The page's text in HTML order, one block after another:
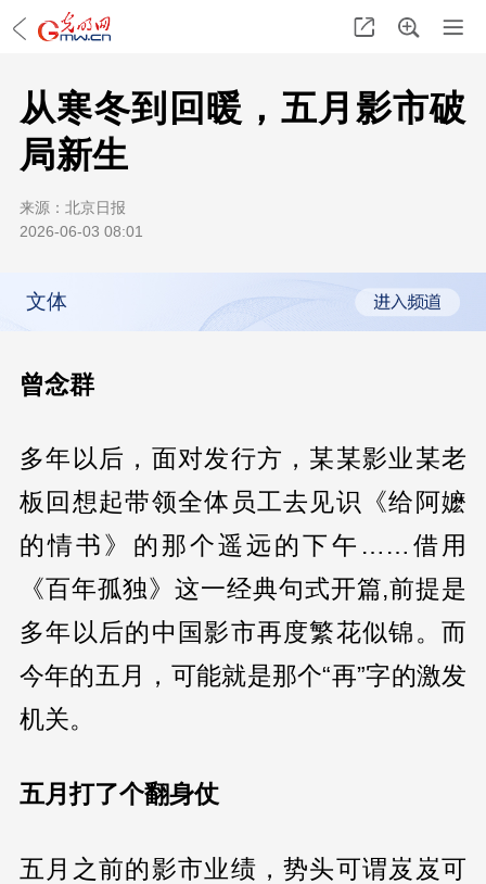
从寒冬到回暖，五月影市破
局新生
来源： 北京日报
2026-06-03 08:01
文体
曾念群
多年以后，面对发行方，某某影业某老
板回想起带领全体员工去见识《给阿嬷
的情书》的那个遥远的下午……借用
《百年孤独》这一经典句式开篇,前提是
多年以后的中国影市再度繁花似锦。而
今年的五月，可能就是那个“再”字的激发
机关。
五月打了个翻身仗
五月之前的影市业绩，势头可谓岌岌可